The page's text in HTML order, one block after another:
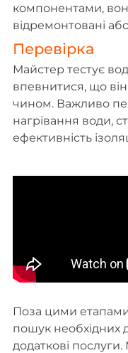
компонентами,
відремонтовані
Перевірка
Майстер тестує
впевнитися, що
чином. Важливо
нагрівання води,
ефективність
Поза цими
пошук необхідних
додаткові